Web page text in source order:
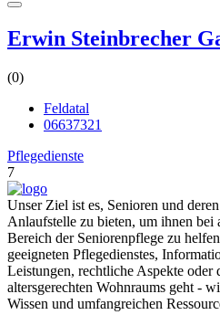
Erwin Steinbrecher
(0)
Feldatal
06637321
Pflegedienste
7
Unser Ziel ist es, Senioren und
Anlaufstelle zu bieten, um ihnen
Bereich der Seniorenpflege zu
geeigneten Pflegedienstes,
Leistungen, rechtliche Aspekte oder
altersgerechten Wohnraums geht -
Wissen und umfangreichen